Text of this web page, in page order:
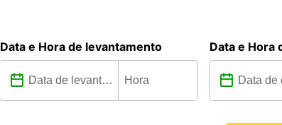
Data e Hora de levantamento Data e Hora